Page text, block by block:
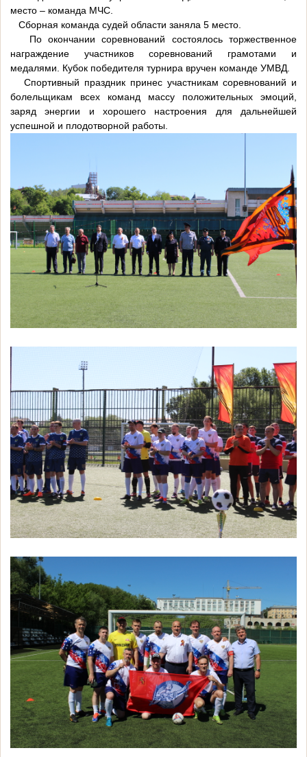
место – команда МЧС.
Сборная команда судей области заняла 5 место.
По окончании соревнований состоялось торжественное
награждение участников соревнований грамотами и
медалями. Кубок победителя турнира вручен команде УМВД.
Спортивный праздник принес участникам соревнований и
болельщикам всех команд массу положительных эмоций,
заряд энергии и хорошего настроения для дальнейшей
успешной и плодотворной работы.